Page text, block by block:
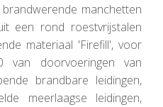
manchetten
een rond roestvrijstalen
materiaal 'Firefill', voor
van doorvoeringen van
brandbare leidingen,
meerlaagse leidingen,